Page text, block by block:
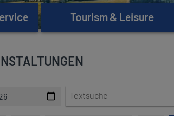
Tourism & Leisure